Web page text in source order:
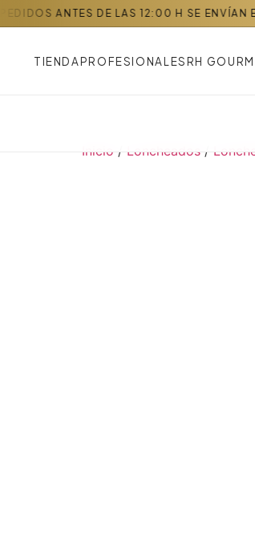
TIENDAPROFESIONALESRH
DE LAS 12:00 H SE ENVÍAN EL MISMO
Inicio / Loncheados /